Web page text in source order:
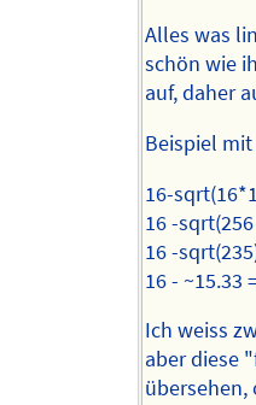
Alles was
schön wie
auf, daher
Beispiel mit
16-
16 -
16 -
16 - ~15.33
Ich weiss
aber diese
übersehen,